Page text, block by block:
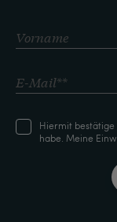
Hiermit bestätige
habe. Meine